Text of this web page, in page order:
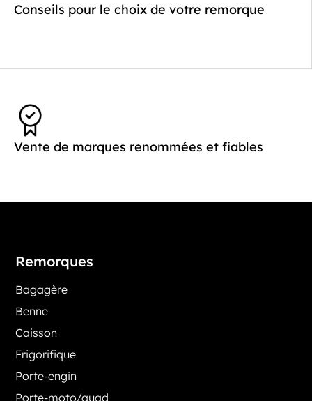
Conseils pour le choix de votre remorque
Vente de marques renommées et fiables
Remorques
Bagagère
Benne
Caisson
Frigorifique
Porte-engin
Porte-moto/quad